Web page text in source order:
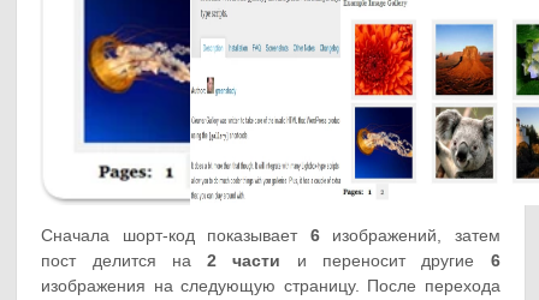
Сначала шорт-код показывает 6изображений, затем
пост делится на2 части и переносит другие 6
изображения на следующую страницу. После перехода